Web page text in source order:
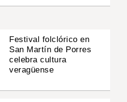
Festival folclórico en
San Martín de Porres
celebra cultura
veragüense